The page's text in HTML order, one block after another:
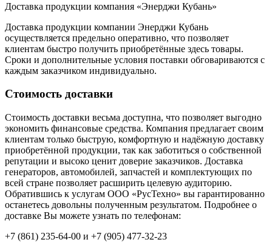
Доставка продукции компания «Энерджи Кубань»
Доставка продукции компании Энерджи Кубань
осуществляется предельно оперативно, что позволяет
клиентам быстро получить приобретённые здесь товары.
Сроки и дополнительные условия поставки обговариваются с
каждым заказчиком индивидуально.
Стоимость доставки
Стоимость доставки весьма доступна, что позволяет выгодно
экономить финансовые средства. Компания предлагает своим
клиентам только быструю, комфортную и надёжную доставку
приобретённой продукции, так как заботиться о собственной
репутации и высоко ценит доверие заказчиков. Доставка
генераторов, автомобилей, запчастей и комплектующих по
всей стране позволяет расширить целевую аудиторию.
Обратившись к услугам ООО «РусТехно» вы гарантированно
останетесь довольны полученным результатом. Подробнее о
доставке Вы можете узнать по телефонам:
+7 (861) 235-64-00 и +7 (905) 477-32-23